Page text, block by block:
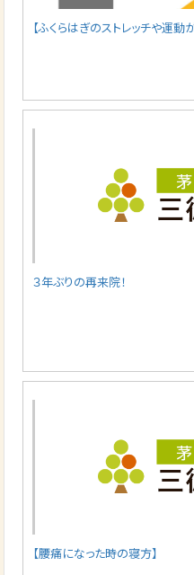
【ふくらはぎのストレッチや運
３年ぶりの再来院！
【腰痛になった時の寝方】